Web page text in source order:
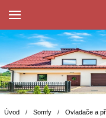
Úvod / Somfy / Ovladače a